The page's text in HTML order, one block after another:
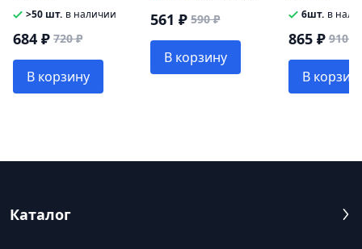
>50 шт. в наличии
684 ₽ 720 ₽
В корзину
561 ₽ 590 ₽
В корзину
6шт. в
865 ₽ 910 ₽
В
Каталог